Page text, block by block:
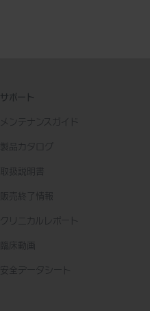
サポート
メンテナンスガイド
製品カタログ
取扱説明書
販売終了情報
クリニカルレポート
臨床動画
安全データシート